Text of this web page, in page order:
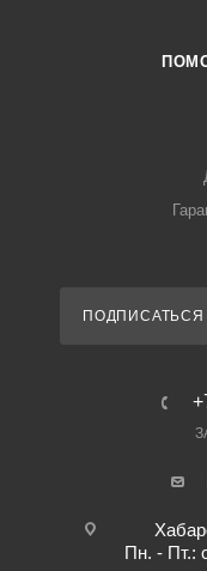
Пн. -